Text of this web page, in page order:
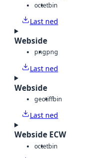
octetbin
Last ned
Webside
pngpng
Last ned
Webside
geotiffbin
Last ned
Webside ECW
octetbin